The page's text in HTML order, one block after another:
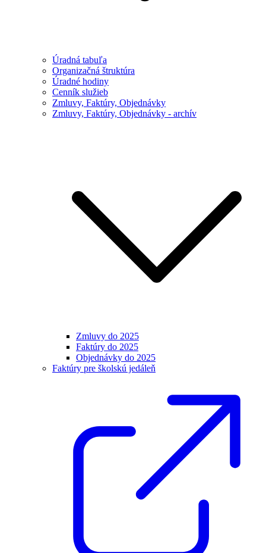
Úradná tabuľa
Organizačná štruktúra
Úradné hodiny
Cenník služieb
Zmluvy, Faktúry, Objednávky
Zmluvy, Faktúry, Objednávky - archív
Zmluvy do 2025
Faktúry do 2025
Objednávky do 2025
Faktúry pre školskú jedáleň